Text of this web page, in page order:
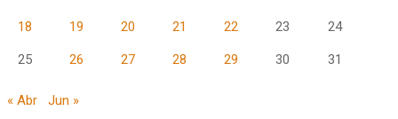
18 19 20 21 22 23 24
25 26 27 28 29 30 31
« Abr Jun »